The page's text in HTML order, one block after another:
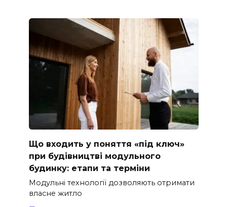
Що входить у поняття «під ключ»
при будівництві модульного
будинку: етапи та терміни
Модульні технології дозволяють отримати
власне житло